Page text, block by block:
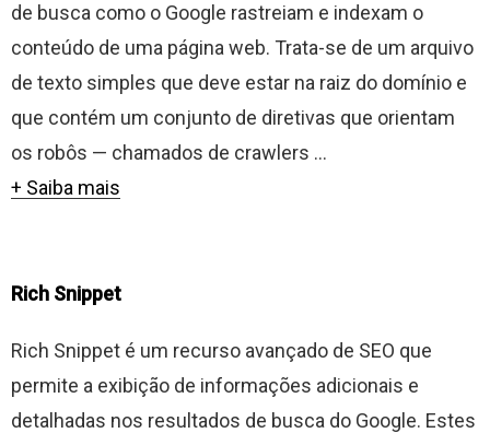
de busca como o Google rastreiam e indexam o
conteúdo de uma página web. Trata-se de um arquivo
de texto simples que deve estar na raiz do domínio e
que contém um conjunto de diretivas que orientam
os robôs — chamados de crawlers ...
+ Saiba mais
Rich Snippet
Rich Snippet é um recurso avançado de SEO que
permite a exibição de informações adicionais e
detalhadas nos resultados de busca do Google. Estes